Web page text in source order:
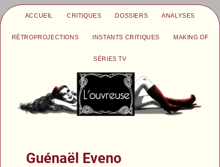
ACCUEIL CRITIQUES DOSSIERS ANALYSES
RÉTROPROJECTIONS INSTANTS CRITIQUES MAKING OF
SÉRIES TV
Guénaël Eveno